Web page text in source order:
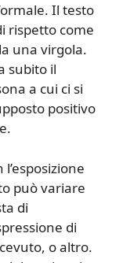
Il testo
rispetto come
una virgola.
subito il
a cui ci si
positivo
può variare
di
di
o altro.